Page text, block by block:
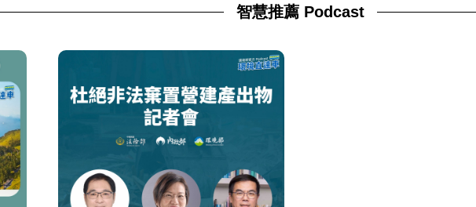
智慧推薦 Podcast